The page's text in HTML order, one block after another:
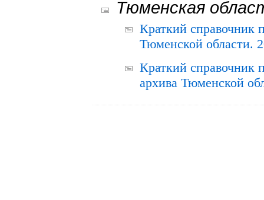
Тюменская
Краткий справочник
Тюменской области.
Краткий справочник
архива Тюменской